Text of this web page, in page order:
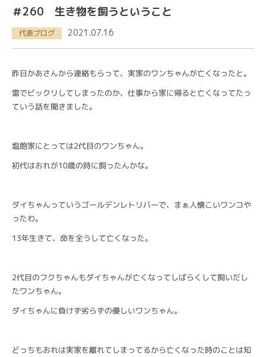
＃260 生き物を飼うということ
代表ブログ 2021.07.16
昨日かあさんから連絡もらって、実家のワンちゃんが亡くなったと。
雷でビックリしてしまったのか、仕事から家に帰ると亡くなってたっ
ていう話を聞きました。
塩飽家にとっては2代目のワンちゃん。
初代はおれが10歳の時に飼ったんかな。
ダイちゃんっていうゴールデンレトリバーで、まぁ人懐こいワンコや
ったわ。
13年生きて、命を全うして亡くなった。
2代目のフクちゃんもダイちゃんが亡くなってしばらくして飼いだし
たワンちゃん。
ダイちゃんに負けず劣らずの優しいワンちゃん。
どっちもおれは実家を離れてしまってるから亡くなった時のことは知